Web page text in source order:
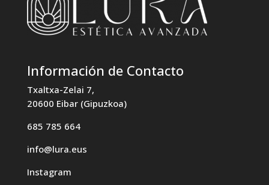
Información de Contacto
Txaltxa-Zelai 7,
20600 Eibar (Gipuzkoa)
685 785 664
info@lura.eus
Instagram